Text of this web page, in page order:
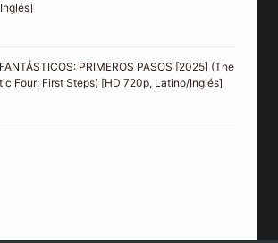
PRIMEROS PASOS [2025] (The
Four: First Steps) [HD 720p, Latino/Inglés]